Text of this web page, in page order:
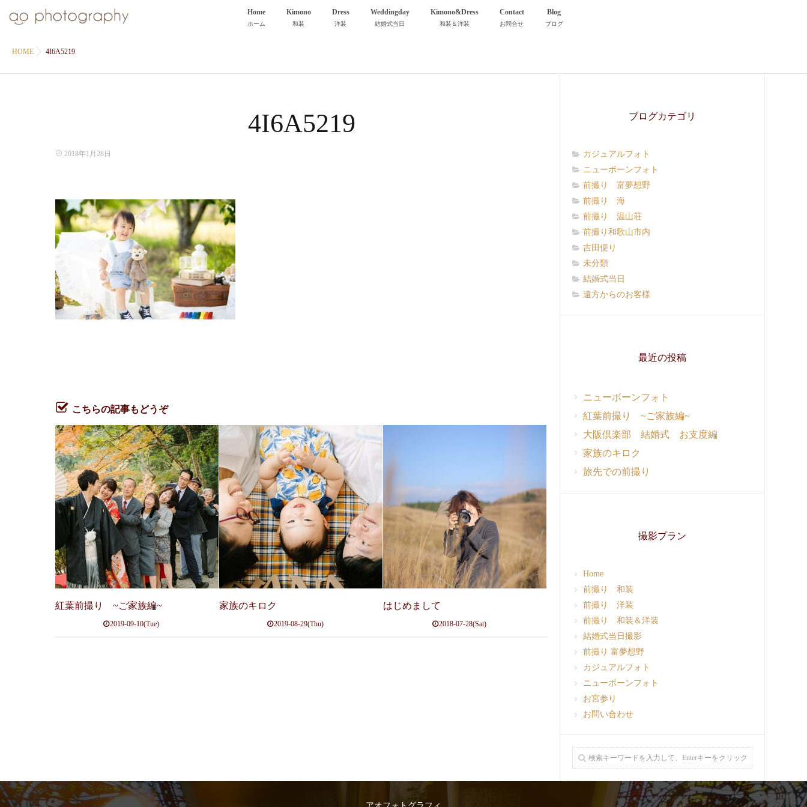
Home
ホーム
Kimono
和装
Dress
洋装
Weddingday
結婚式当日
Kimono&Dress
和装＆洋装
Contact
お問合せ
Blog
ブログ
HOME 4I6A5219
4I6A5219
2018年1月28日
こちらの記事もどうぞ
紅葉前撮り ~ご家族編~
2019-09-10(Tue)
家族のキロク
2019-08-29(Thu)
はじめまして
2018-07-28(Sat)
ブログカテゴリ
カジュアルフォト
ニューボーンフォト
前撮り 富夢想野
前撮り 海
前撮り 温山荘
前撮り和歌山市内
吉田便り
未分類
結婚式当日
遠方からのお客様
最近の投稿
ニューボーンフォト
紅葉前撮り ~ご家族編~
大阪倶楽部 結婚式 お支度編
家族のキロク
旅先での前撮り
撮影プラン
Home
前撮り 和装
前撮り 洋装
前撮り 和装＆洋装
結婚式当日撮影
前撮り 富夢想野
カジュアルフォト
ニューボーンフォト
お宮参り
お問い合わせ